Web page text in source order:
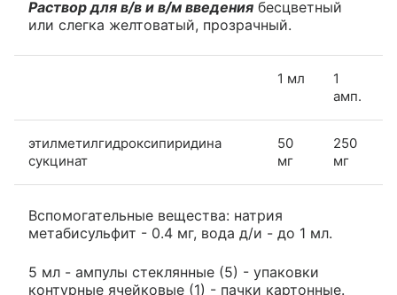
Раствор для в/в и в/м введения бесцветный
или слегка желтоватый, прозрачный.
1 мл
1
амп.
этилметилгидроксипиридина
сукцинат
50
мг
250
мг
Вспомогательные вещества: натрия
метабисульфит - 0.4 мг, вода д/и - до 1 мл.
5 мл - ампулы стеклянные (5) - упаковки
контурные ячейковые (1) - пачки картонные.